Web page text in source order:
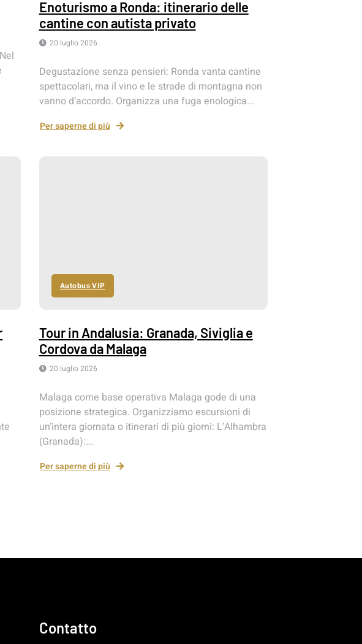
Enoturismo a Ronda: itinerario delle
cantine con autista privato
20 luglio 2026
Degustazione senza pensieri: Ronda vanta cantine
spettacolari, ma il vino e le strade di montagna non
vanno d’accordo. Organizza una fuga enologica...
Per saperne di più
Autobus VIP
Tour in Andalusia: Granada, Siviglia e
Cordova da Malaga
20 luglio 2026
Malaga come base operativa Malaga gode di una
posizione strategica. Organizziamo escursioni di
un’intera giornata o itinerari di più giorni: L’Alhambra
(Granada):...
Per saperne di più
Contatto